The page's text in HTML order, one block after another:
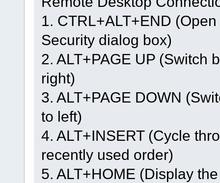
1. CTRL+ALT+END
Security dialog box)
2. ALT+PAGE UP (Switch
right)
3. ALT+PAGE DOWN
to left)
4. ALT+INSERT (Cycle
recently used order)
5. ALT+HOME (Display